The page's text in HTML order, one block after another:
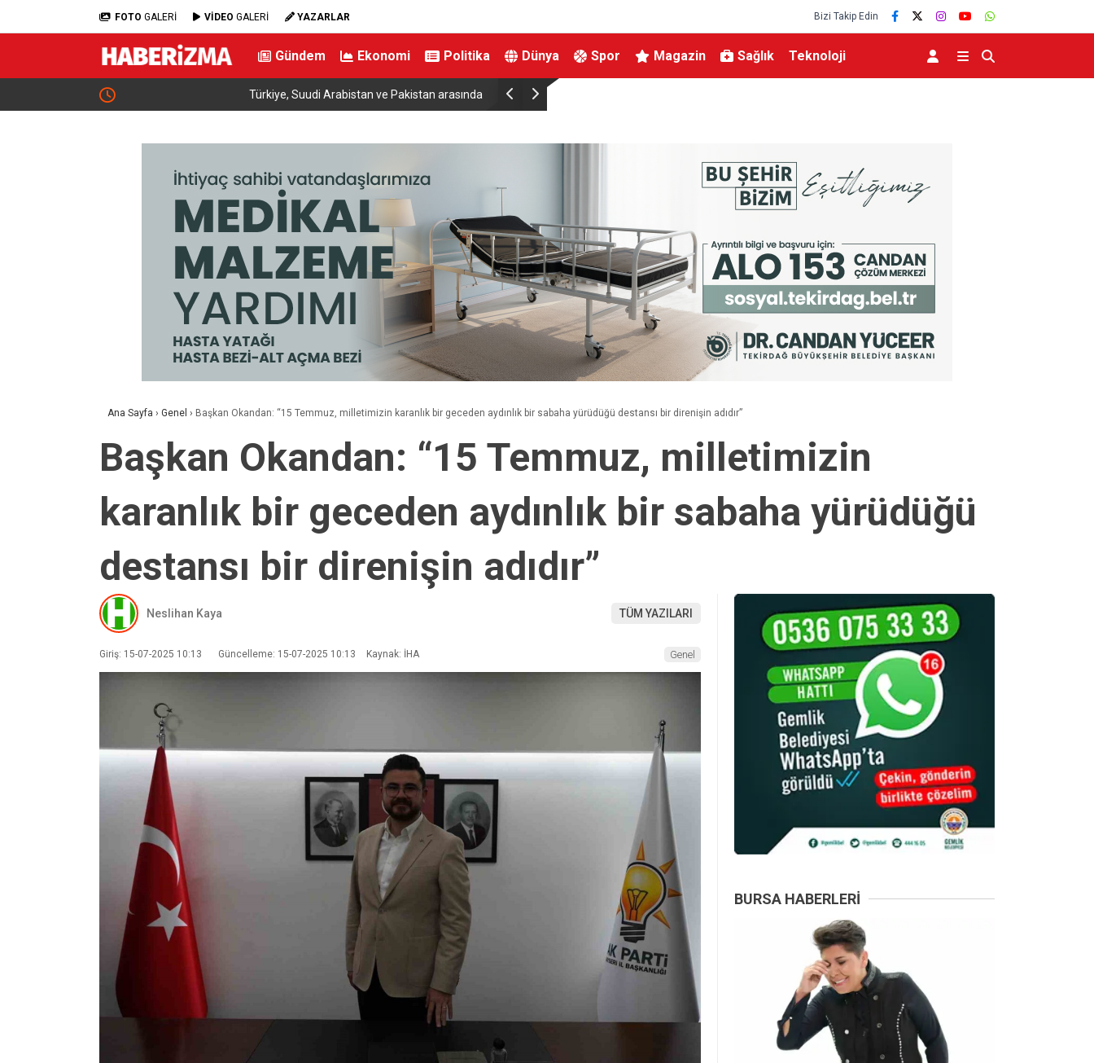
FOTO GALERİ VİDEO GALERİ YAZARLAR Bizi Takip Edin
Gündem Ekonomi Politika Dünya Spor Magazin Sağlık Teknoloji
Türkiye, Suudi Arabistan ve Pakistan arasındaki tarihi savunma İki otomobil çarpıştı, 4 kişi yaralandı: Motosikletli çift kazadan kıl payı
Ana Sayfa › Genel › Başkan Okandan: “15 Temmuz, milletimizin karanlık bir geceden aydınlık bir sabaha yürüdüğü destansı bir direnişin adıdır”
Başkan Okandan: “15 Temmuz, milletimizin
karanlık bir geceden aydınlık bir sabaha yürüdüğü
destansı bir direnişin adıdır”
Neslihan Kaya TÜM YAZILARI
Giriş: 15-07-2025 10:13 Güncelleme: 15-07-2025 10:13 Kaynak: İHA Genel
BURSA HABERLERI